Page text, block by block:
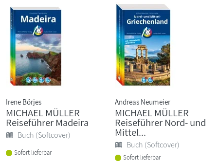
Irene Börjes
MICHAEL MÜLLER
Reiseführer Madeira
Buch (Softcover)
Sofort lieferbar
Andreas Neumeier
MICHAEL MÜLLER
Reiseführer Nord- und
Mittel...
Buch (Softcover)
Sofort lieferbar